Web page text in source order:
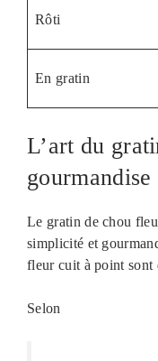
Rôti
En gratin
L’art du
gourmandise
Le gratin de chou
simplicité et
fleur cuit à point sont
Selon